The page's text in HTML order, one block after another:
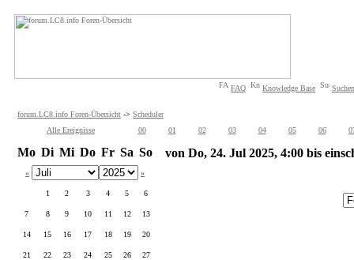
FAQ Knowledge Base Suchen
forum.LC8.info Foren-Übersicht -> Scheduler
Alle Ereignisse
00 01 02 03 04 05 06
Mo Di Mi Do Fr Sa So
« »
1 2 3 4 5 6
7 8 9 10 11 12 13
14 15 16 17 18 19 20
21 22 23 24 25 26 27
von Do, 24. Jul 2025, 4:00 bis